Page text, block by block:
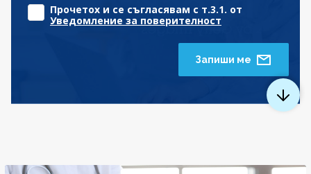
Прочетох и се съгласявам с т.3.1. от
Уведомление за поверителност
Запиши ме